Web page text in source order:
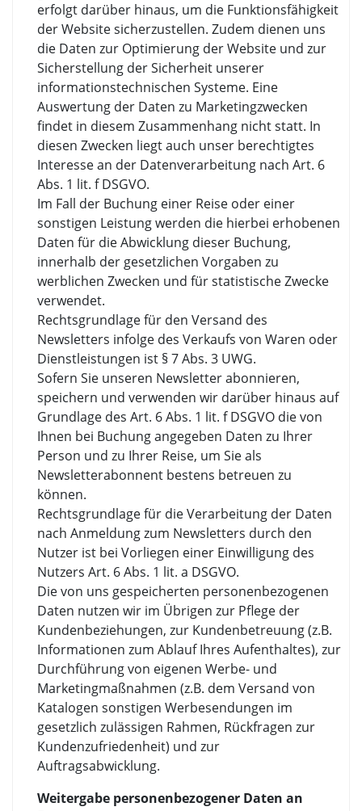
erfolgt darüber hinaus, um die Funktionsfähigkeit
der Website sicherzustellen. Zudem dienen uns
die Daten zur Optimierung der Website und zur
Sicherstellung der Sicherheit unserer
informationstechnischen Systeme. Eine
Auswertung der Daten zu Marketingzwecken
findet in diesem Zusammenhang nicht statt. In
diesen Zwecken liegt auch unser berechtigtes
Interesse an der Datenverarbeitung nach Art. 6
Abs. 1 lit. f DSGVO.
Im Fall der Buchung einer Reise oder einer
sonstigen Leistung werden die hierbei erhobenen
Daten für die Abwicklung dieser Buchung,
innerhalb der gesetzlichen Vorgaben zu
werblichen Zwecken und für statistische Zwecke
verwendet.
Rechtsgrundlage für den Versand des
Newsletters infolge des Verkaufs von Waren oder
Dienstleistungen ist § 7 Abs. 3 UWG.
Sofern Sie unseren Newsletter abonnieren,
speichern und verwenden wir darüber hinaus auf
Grundlage des Art. 6 Abs. 1 lit. f DSGVO die von
Ihnen bei Buchung angegeben Daten zu Ihrer
Person und zu Ihrer Reise, um Sie als
Newsletterabonnent bestens betreuen zu
können.
Rechtsgrundlage für die Verarbeitung der Daten
nach Anmeldung zum Newsletters durch den
Nutzer ist bei Vorliegen einer Einwilligung des
Nutzers Art. 6 Abs. 1 lit. a DSGVO.
Die von uns gespeicherten personenbezogenen
Daten nutzen wir im Übrigen zur Pflege der
Kundenbeziehungen, zur Kundenbetreuung (z.B.
Informationen zum Ablauf Ihres Aufenthaltes), zur
Durchführung von eigenen Werbe- und
Marketingmaßnahmen (z.B. dem Versand von
Katalogen sonstigen Werbesendungen im
gesetzlich zulässigen Rahmen, Rückfragen zur
Kundenzufriedenheit) und zur
Auftragsabwicklung.
Weitergabe personenbezogener Daten an